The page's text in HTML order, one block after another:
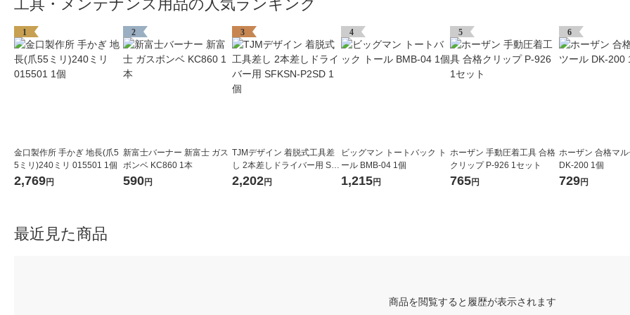
工具・メンテナンス用品の人気ランキング
1
金口製作所 手かぎ 地長(爪5
5ミリ)240ミリ 015501 1個
2,769円
2
新富士バーナー 新富士 ガス
ボンベ KC860 1本
590円
3
TJMデザイン 着脱式工具差
し 2本差しドライバー用 SF
KSN-P2SD 1個
2,202円
4
ビッグマン トートバック ト
ール BMB-04 1個
1,215円
5
ホーザン 手動圧着工具 合格
クリップ P-926 1セット
765円
6
ホーザン 合格マ
DK-200 1個
729円
最近見た商品
商品を閲覧すると履歴が表示されます